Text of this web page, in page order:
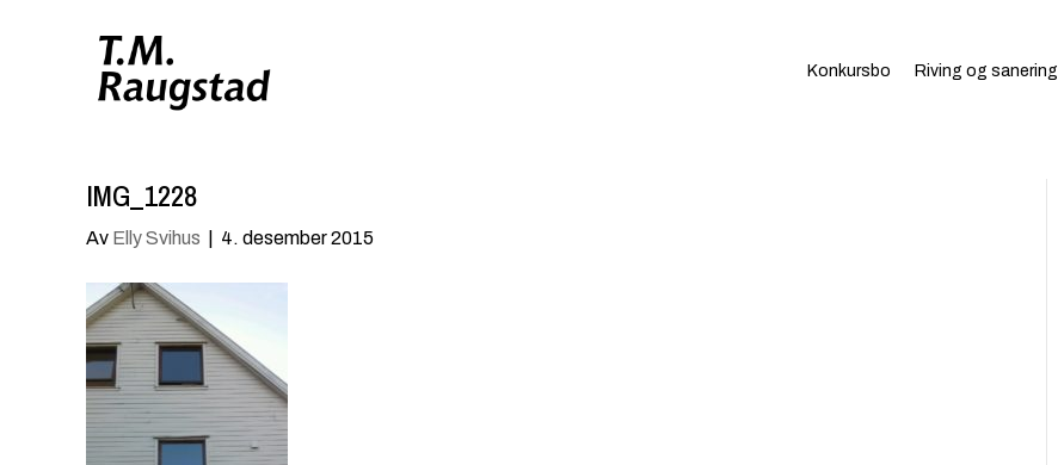
Konkursbo Riving og sanering
IMG_1228
Av Elly Svihus 4. desember 2015